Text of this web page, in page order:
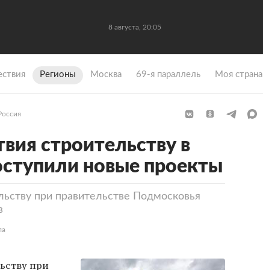
8 августа, 20:05
Регионы Москва 69-я параллель Моя страна
строительству в
новые проекты
при правительстве Подмосковья
при